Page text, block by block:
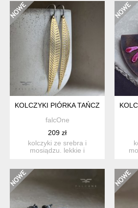
KOLCZYKI PIÓRKA TAŃCZĄCE Z
falcOne
209 zł
kolczyki ze srebra i
mosiądzu. lekkie i